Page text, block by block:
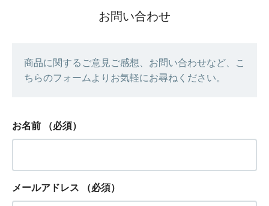
お問い合わせ
商品に関するご意見ご感想、お問い合わせなど、こ
ちらのフォームよりお気軽にお尋ねください。
お名前 （必須）
メールアドレス （必須）